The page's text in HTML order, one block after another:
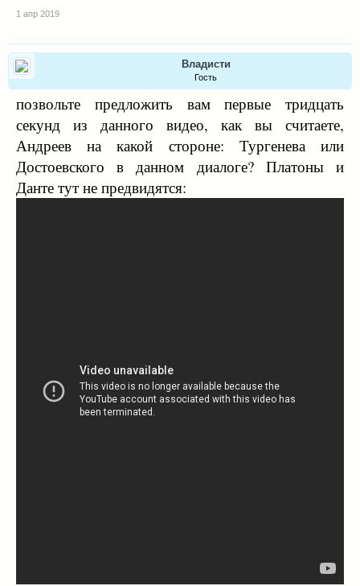
1 апр 2019
Владисти
Гость
позвольте предложить вам первые тридцать
секунд из данного видео, как вы считаете,
Андреев на какой стороне: Тургенева или
Достоевского в данном диалоге? Платоны и
Данте тут не предвидятся: